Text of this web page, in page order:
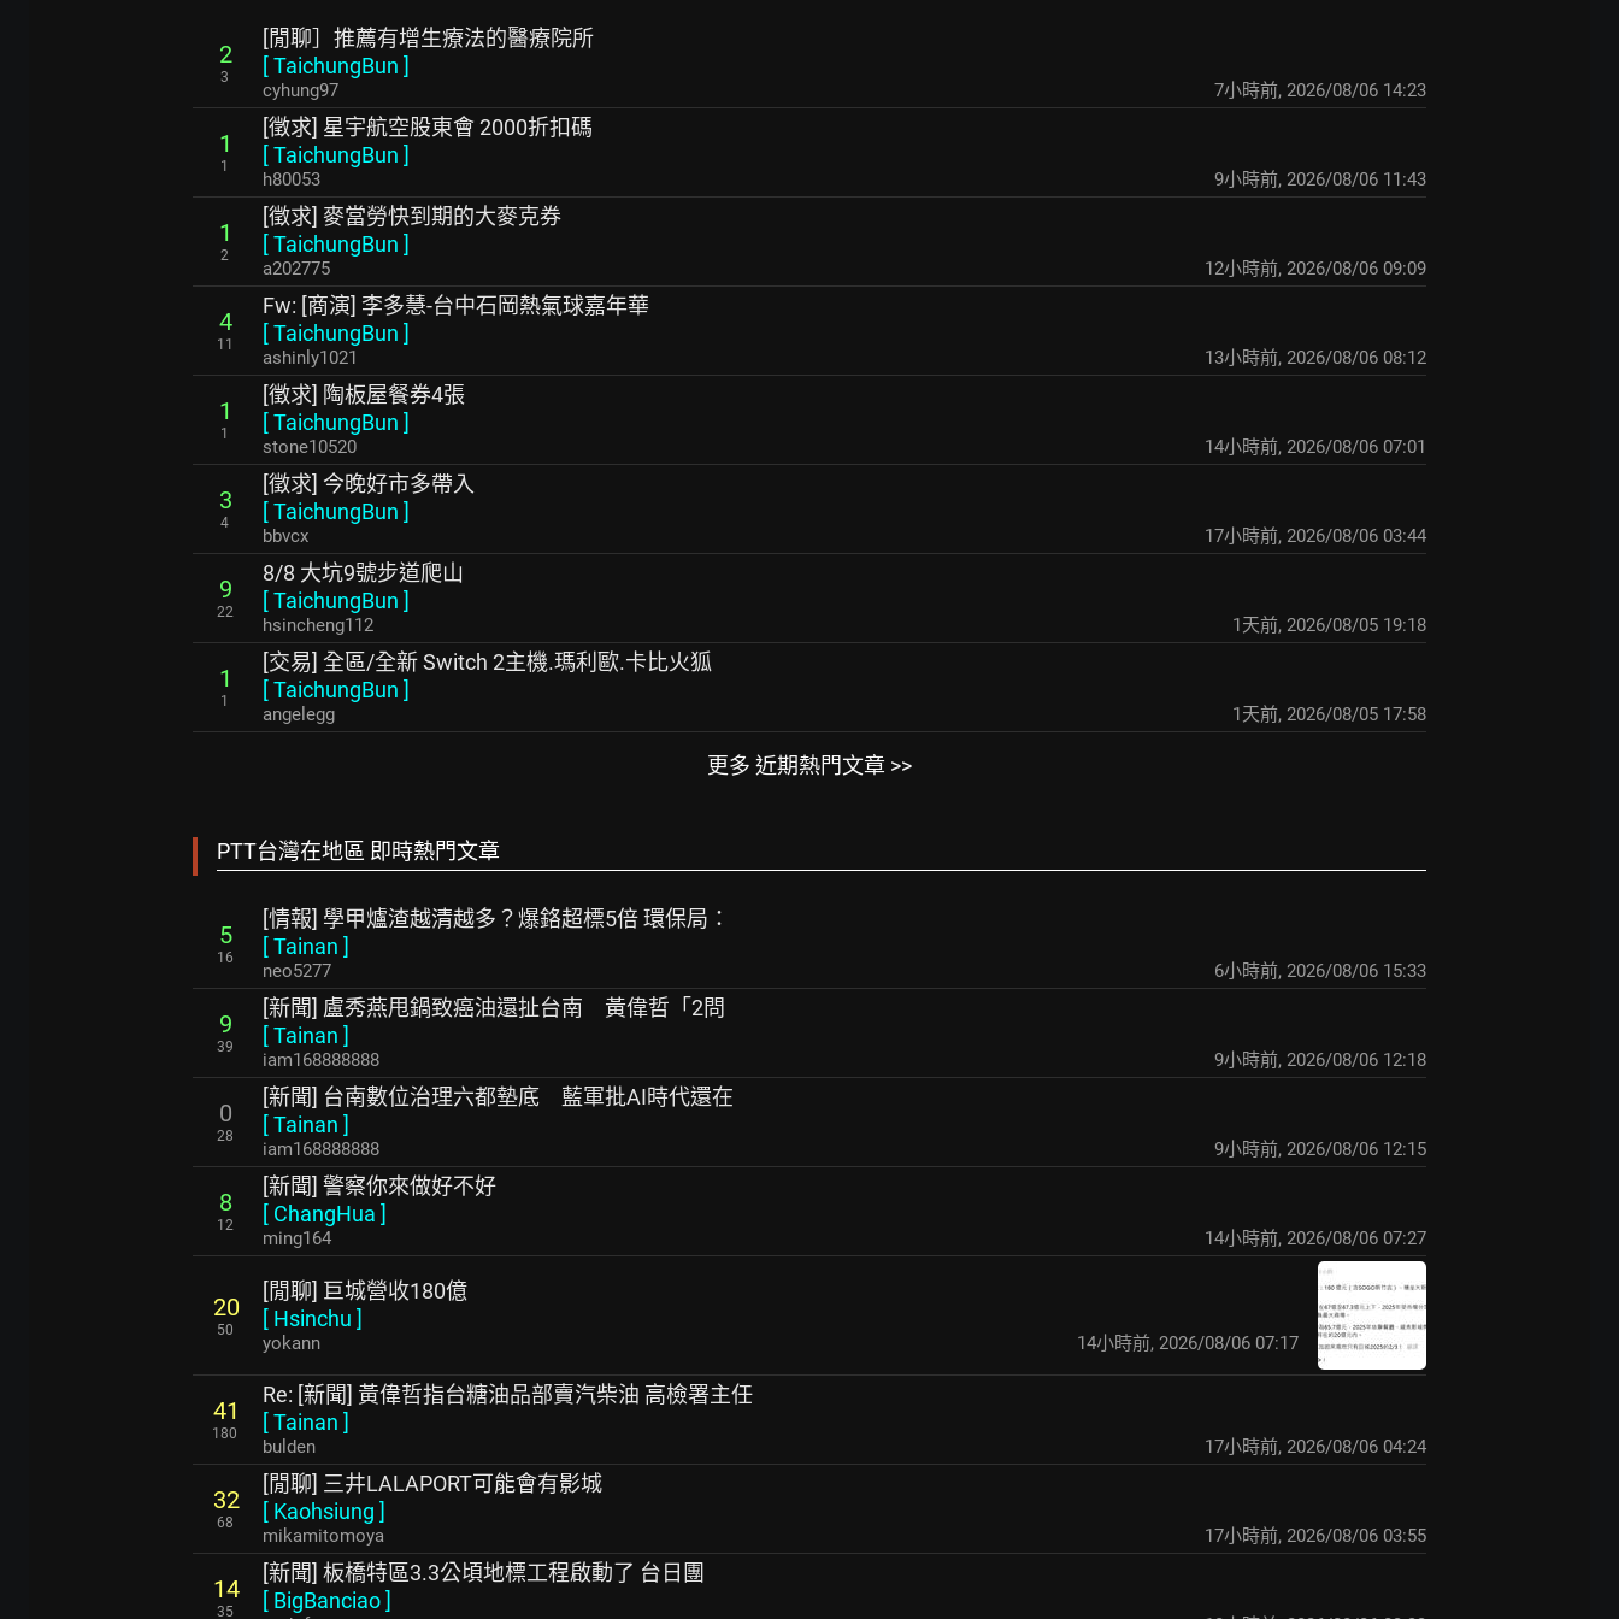
2
3
[閒聊］推薦有增生療法的醫療院所
[TaichungBun ]
cyhung97 7小時前, 2026/08/06 14:23
1
1
[徵求] 星宇航空股東會 2000折扣碼
[TaichungBun ]
h80053 9小時前, 2026/08/06 11:43
1
2
[徵求] 麥當勞快到期的大麥克券
[TaichungBun ]
a202775 12小時前, 2026/08/06 09:09
4
11
Fw: [商演] 李多慧-台中石岡熱氣球嘉年華
[TaichungBun ]
ashinly1021 13小時前, 2026/08/06 08:12
1
1
[徵求] 陶板屋餐券4張
[TaichungBun ]
stone10520 14小時前, 2026/08/06 07:01
3
4
[徵求] 今晚好市多帶入
[TaichungBun ]
bbvcx 17小時前, 2026/08/06 03:44
9
22
8/8 大坑9號步道爬山
[TaichungBun ]
hsincheng112 1天前, 2026/08/05 19:18
1
1
[交易] 全區/全新 Switch 2主機.瑪利歐.卡比火狐
[TaichungBun ]
angelegg 1天前, 2026/08/05 17:58
更多 近期熱門文章 >>
PTT台灣在地區 即時熱門文章
5
16
[情報] 學甲爐渣越清越多？爆鉻超標5倍 環保局：
[Tainan ]
neo5277 6小時前, 2026/08/06 15:33
9
39
[新聞] 盧秀燕甩鍋致癌油還扯台南 黃偉哲「2問
[Tainan ]
iam168888888 9小時前, 2026/08/06 12:18
0
28
[新聞] 台南數位治理六都墊底 藍軍批AI時代還在
[Tainan ]
iam168888888 9小時前, 2026/08/06 12:15
8
12
[新聞] 警察你來做好不好
[ ChangHua ]
ming164 14小時前, 2026/08/06 07:27
20
50
[閒聊] 巨城營收180億
[ Hsinchu ]
yokann 14小時前, 2026/08/06 07:17
41
180
Re: [新聞] 黃偉哲指台糖油品部賣汽柴油 高檢署主任
[Tainan ]
bulden 17小時前, 2026/08/06 04:24
32
68
[閒聊] 三井LALAPORT可能會有影城
[ Kaohsiung ]
mikamitomoya 17小時前, 2026/08/06 03:55
14
35
[新聞] 板橋特區3.3公頃地標工程啟動了 台日團
[ BigBanciao]